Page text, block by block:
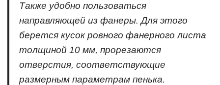
Также удобно пользоваться
направляющей из фанеры. Для этого
берется кусок ровного фанерного листа
толщиной 10 мм, прорезаются
отверстия, соответствующие
размерным параметрам пенька.